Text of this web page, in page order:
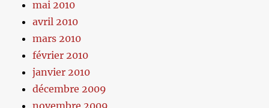
mai 2010
avril 2010
mars 2010
février 2010
janvier 2010
décembre 2009
novembre 2009